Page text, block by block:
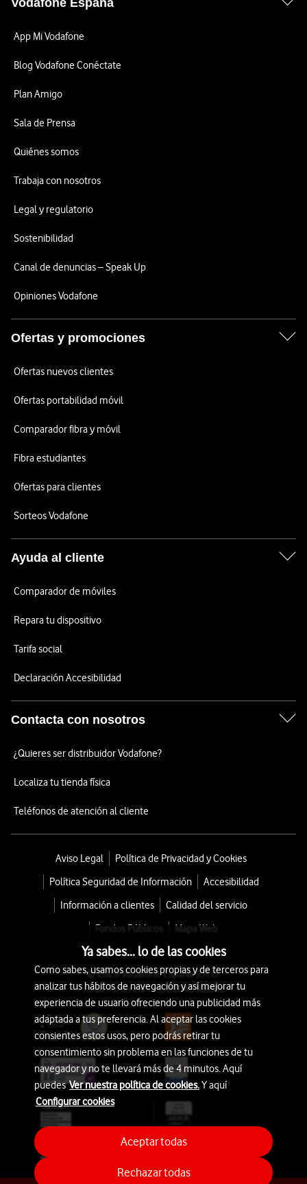
Vodafone España
App Mi Vodafone
Blog Vodafone Conéctate
Plan Amigo
Sala de Prensa
Quiénes somos
Trabaja con nosotros
Legal y regulatorio
Sostenibilidad
Canal de denuncias – Speak Up
Opiniones Vodafone
Ofertas y promociones
Ofertas nuevos clientes
Ofertas portabilidad móvil
Comparador fibra y móvil
Fibra estudiantes
Ofertas para clientes
Sorteos Vodafone
Ayuda al cliente
Comparador de móviles
Repara tu dispositivo
Tarifa social
Declaración Accesibilidad
Contacta con nosotros
¿Quieres ser distribuidor Vodafone?
Localiza tu tienda física
Teléfonos de atención al cliente
Aviso Legal
Política de Privacidad y Cookies
Política Seguridad de Información
Accesibilidad
Información a clientes
Calidad del servicio
Fondos Públicos
Mapa Web
© 2026 Vodafone España S.A.U.
Avda. América 115, 28042 Madrid
Ya sabes... lo de las cookies
Como sabes, usamos cookies propias y de terceros para
analizar tus hábitos de navegación y así mejorar tu
experiencia de usuario ofreciendo una publicidad más
adaptada a tus preferencia. Al aceptar las cookies
consientes estos usos, pero podrás retirar tu
consentimiento sin problema en las funciones de tu
navegador y no te llevará más de 4 minutos. Aquí
puedesVer nuestra política de cookies.Y aquí
Configurar cookies
Rechazar todas
Aceptar todas